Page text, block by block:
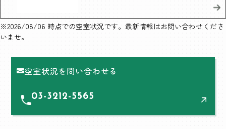
※2026/08/06 時点での空室状況です。最新情報はお問い合わせくださ
いませ。
空室状況を問い合わせる
03-3212-5565